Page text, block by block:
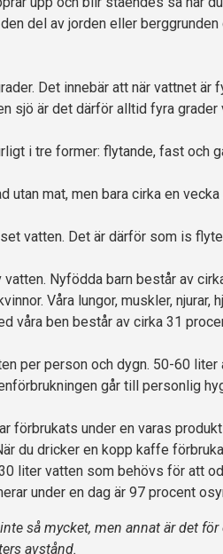
del av jorden eller berggrunden
Det innebär att när vattnet är
sjö är det därför alltid fyra grader
i tre former: flytande, fast och
utan mat, men bara cirka en vecka
vatten. Det är därför som is
Nyfödda barn består av
Våra lungor, muskler, njurar,
våra ben består av cirka 31
per person och dygn. 50-60
går till personlig
förbrukats under en varas
du dricker en kopp kaffe
liter vatten som behövs för att
under en dag är 97 procent
så mycket, men annat är det för
avstånd.